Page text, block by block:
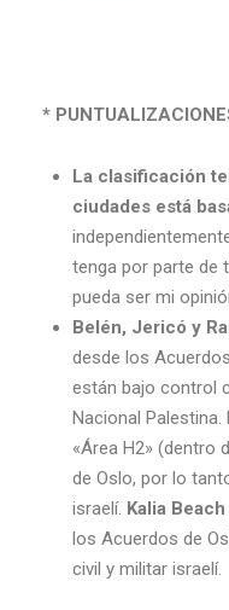
*
La clasificación
ciudades está
tenga por parte de
pueda ser mi
Belén, Jericó y
desde los
están bajo control
Nacional Palestina.
«Área H2» (dentro
de Oslo, por lo
israelí. Kalia Beach
los Acuerdos de
civil y militar israelí.